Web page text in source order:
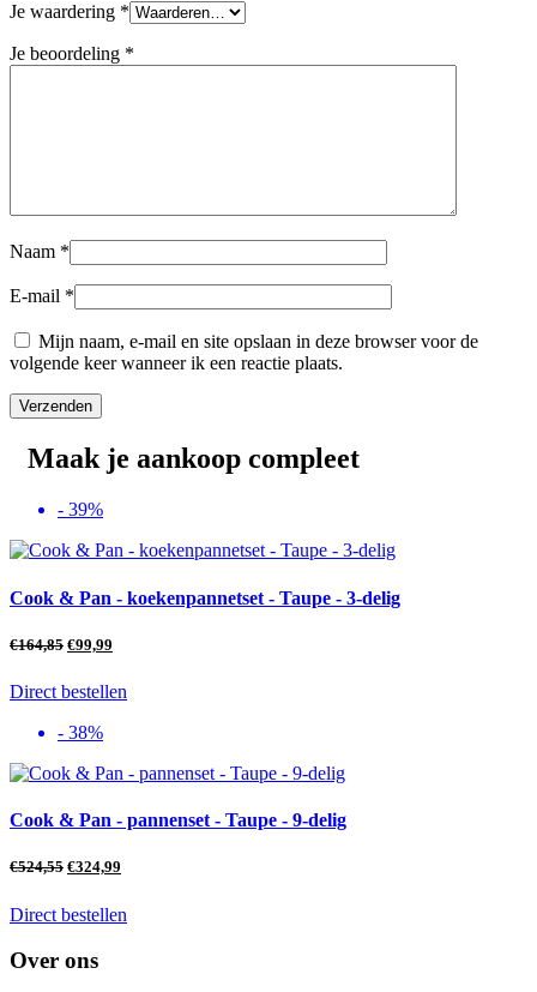
Je waardering *
Je beoordeling *
Naam *
E-mail *
Mijn naam, e-mail en site opslaan in deze browser voor de
volgende keer wanneer ik een reactie plaats.
Maak je aankoop compleet
- 39%
Cook & Pan - koekenpannetset - Taupe - 3-delig
€164,85 €99,99
Direct bestellen
- 38%
Cook & Pan - pannenset - Taupe - 9-delig
€524,55 €324,99
Direct bestellen
Over ons